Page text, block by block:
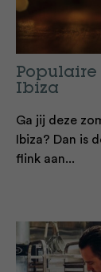
Populaire
Ibiza
Ga jij deze
Ibiza? Dan is
flink aan...